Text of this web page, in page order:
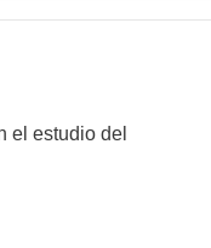
el estudio del